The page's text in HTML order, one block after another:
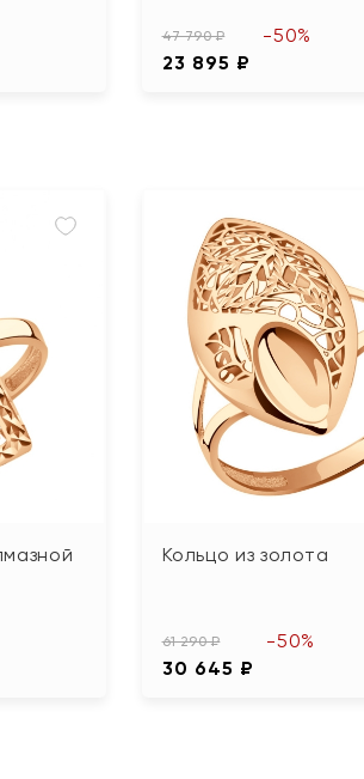
47 790 ₽
23 895 ₽
-50%
Кольцо из золота
61 290 ₽
30 645 ₽
-50%